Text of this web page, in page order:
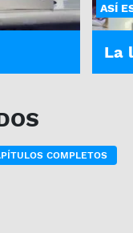
ASÍ
La
COMPLETOS